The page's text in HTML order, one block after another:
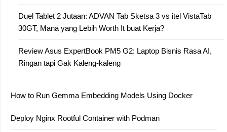
Duel Tablet 2 Jutaan: ADVAN Tab Sketsa 3 vs itel VistaTab
30GT, Mana yang Lebih Worth It buat Kerja?
Review Asus ExpertBook PM5 G2: Laptop Bisnis Rasa AI,
Ringan tapi Gak Kaleng-kaleng
How to Run Gemma Embedding Models Using Docker
Deploy Nginx Rootful Container with Podman